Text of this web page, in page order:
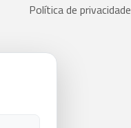
Política de privacidade